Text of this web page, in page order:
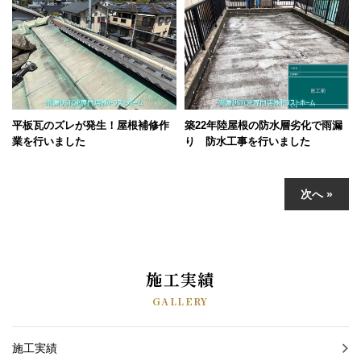
平板瓦のズレが発生！屋根補修作
業を行いました
築22年陸屋根の防水層劣化で雨漏
り 防水工事を行いました
次へ »
施工実績
GALLERY
施工実績